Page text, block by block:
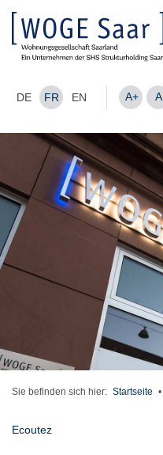
DE FR EN A+ A
Sie befinden sich hier: Startseite •
Ecoutez